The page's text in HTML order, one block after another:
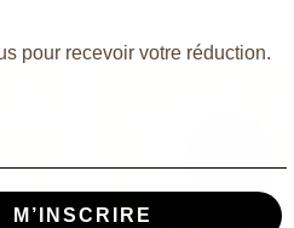
pour recevoir votre réduction.
M’INSCRIRE